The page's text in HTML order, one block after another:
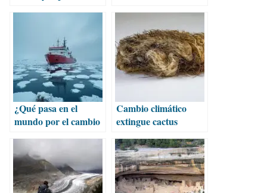
¿Qué pasa en el
mundo por el cambio
Cambio climático
extingue cactus